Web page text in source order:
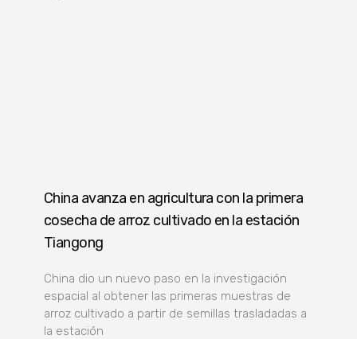
China avanza en agricultura con la primera
cosecha de arroz cultivado en la estación
Tiangong
China dio un nuevo paso en la investigación
espacial al obtener las primeras muestras de
arroz cultivado a partir de semillas trasladadas a
la estación